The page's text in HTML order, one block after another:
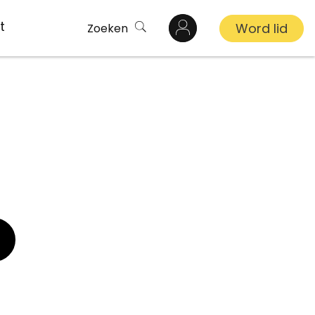
Zoeken Word lid